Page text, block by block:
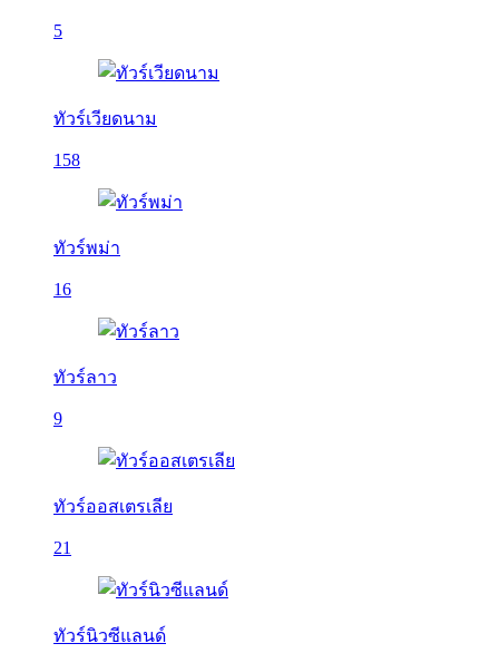
5
ทัวร์เวียดนาม
158
ทัวร์พม่า
16
ทัวร์ลาว
9
ทัวร์ออสเตรเลีย
21
ทัวร์นิวซีแลนด์